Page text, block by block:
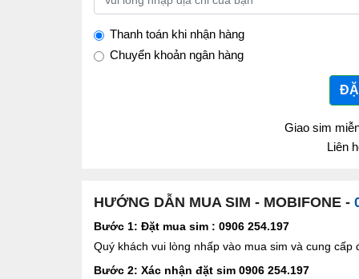
Thanh toán khi nhận hàng
Chuyển khoản ngân hàng
Giao sim
Liên
HƯỚNG DẪN MUA SIM - MOBIFONE -
Bước 1: Đặt mua sim : 0906 254.197
Quý khách vui lòng nhấp vào mua sim và cung
Bước 2: Xác nhận đặt sim 0906 254.197